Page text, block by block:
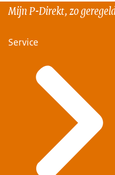
Mijn P-Direkt, zo
Service